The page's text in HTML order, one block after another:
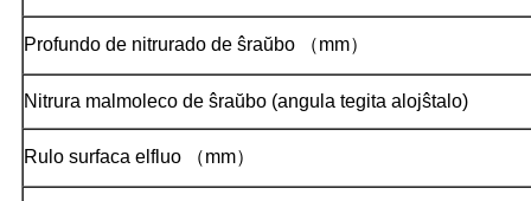
Profundo de nitrurado de ŝraŭbo （mm）
Nitrura malmoleco de ŝraŭbo (angula tegita alojŝtalo)
Rulo surfaca elfluo （mm）